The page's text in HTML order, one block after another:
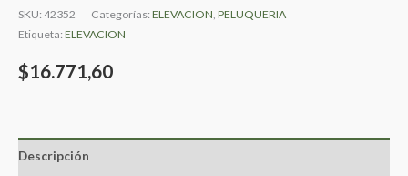
SKU: 42352 Categorías: ELEVACION PELUQUERIA
Etiqueta: ELEVACION
$16.771,60
Descripción